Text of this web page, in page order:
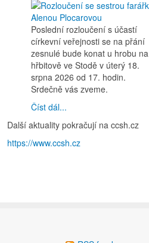
Poslední rozloučení s účastí
církevní veřejnosti se na přání
zesnulé bude konat u hrobu na
hřbitově ve Stodě v úterý 18.
srpna 2026 od 17. hodin.
Srdečně vás zveme.
Číst dál...
Další aktuality pokračují na ccsh.cz
https://www.ccsh.cz